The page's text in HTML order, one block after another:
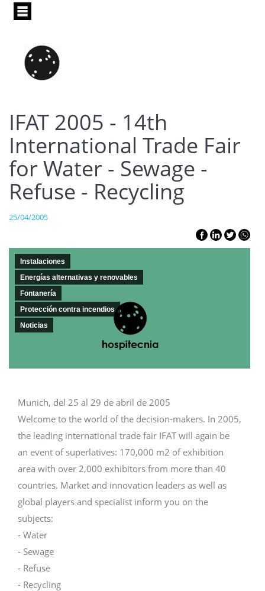
Pasar
principal
IFAT 2005 - 14th
International Trade Fair
for Water - Sewage -
Refuse - Recycling
25/04/2005
Instalaciones
Energías alternativas y renovables
Fontanería
Protección contra incendios
Noticias
Munich, del 25 al 29 de abril de 2005
Welcome to the world of the decision-makers. In 2005,
the leading international trade fair IFAT will again be
an event of superlatives: 170,000 m2 of exhibition
area with over 2,000 exhibitors from more than 40
countries. Market and innovation leaders as well as
global players and specialist inform you on the
subjects:
- Water
- Sewage
- Refuse
- Recycling